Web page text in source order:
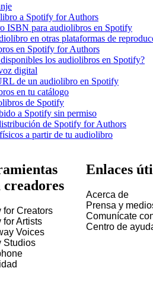
a Spotify for Authors
ISBN para audiolibros en Spotify
en otras plataformas de
en Spotify for Authors
los audiolibros en Spotify?
digital
de un audiolibro en Spotify
en tu catálogo
de Spotify
a Spotify sin permiso
de Spotify for Authors
a partir de tu audiolibro
for Creators
for Artists
Voices
Studios
Enlaces
Acerca de
Prensa y
Comunícate
Centro de